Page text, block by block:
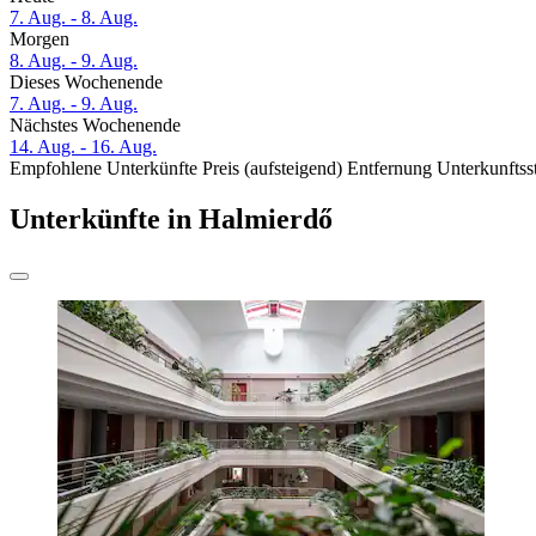
7. Aug. - 8. Aug.
Morgen
8. Aug. - 9. Aug.
Dieses Wochenende
7. Aug. - 9. Aug.
Nächstes Wochenende
14. Aug. - 16. Aug.
Empfohlene Unterkünfte Preis (aufsteigend) Entfernung
Unterkünfte in Halmierdő